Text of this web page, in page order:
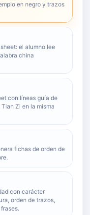
en negro y trazos
el alumno lee
china
con líneas guía de
Zi en la misma
fichas de orden de
con carácter
orden de trazos,